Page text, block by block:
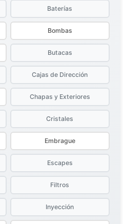
Baterías
Bombas
Butacas
Cajas de Dirección
Chapas y Exteriores
Cristales
Embrague
Escapes
Filtros
Inyección